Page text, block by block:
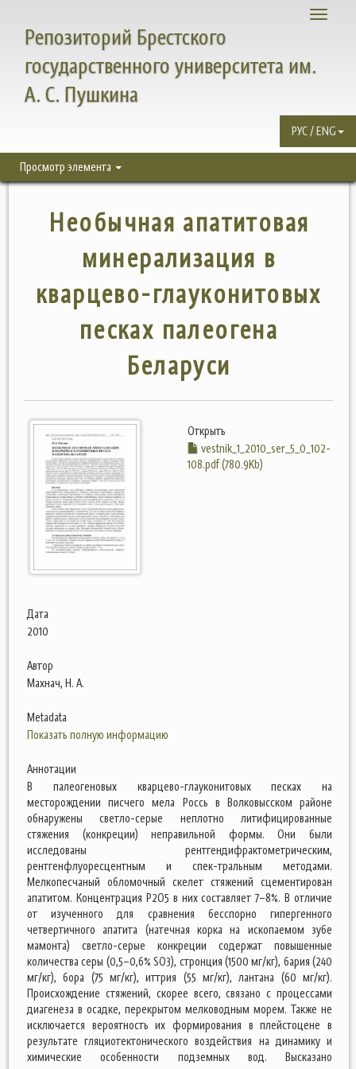
Toggle
Репозиторий Брестского
государственного университета им.
А. С. Пушкина
РУС / ENG
Просмотр элемента
Необычная апатитовая
минерализация в
кварцево-глауконитовых
песках палеогена
Беларуси
Открыть
vestnik_1_2010_ser_5_0_102-
108.pdf (780.9Kb)
Дата
2010
Автор
Махнач, Н. А.
Metadata
Показать полную информацию
Аннотации
В палеогеновых кварцево-глауконитовых песках на
месторождении писчего мела Россь в Волковысском районе
обнаружены светло-серые неплотно литифицированные
стяжения (конкреции) неправильной формы. Они были
исследованы рентгендифрактометрическим,
рентгенфлуоресцентным и спек-тральным методами.
Мелкопесчаный обломочный скелет стяжений сцементирован
апатитом. Концентрация P2O5 в них составляет 7–8%. В отличие
от изученного для сравнения бесспорно гипергенного
четвертичного апатита (натечная корка на ископаемом зубе
мамонта) светло-серые конкреции содержат повышенные
количества серы (0,5–0,6% SO3), стронция (1500 мг/кг), бария (240
мг/кг), бора (75 мг/кг), иттрия (55 мг/кг), лантана (60 мг/кг).
Происхождение стяжений, скорее всего, связано с процессами
диагенеза в осадке, перекрытом мелководным морем. Также не
исключается вероятность их формирования в плейстоцене в
результате гляциотектонического воздействия на динамику и
химические особенности подземных вод. Высказано